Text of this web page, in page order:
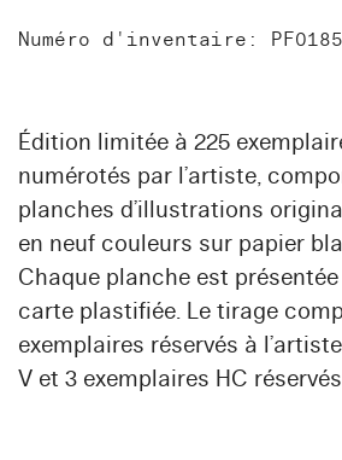
Numéro d'inventaire:
Édition limitée à 225
numérotés par l’artiste,
planches d’illustrations
en neuf couleurs sur papier
Chaque planche est
carte plastifiée. Le tirage
exemplaires réservés à
V et 3 exemplaires HC réservés